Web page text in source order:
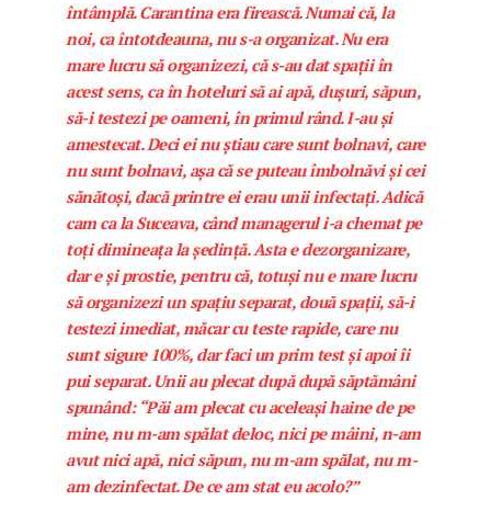
întâmplă. Carantina era firească. Numai că, la
noi, ca întotdeauna, nu s-a organizat. Nu era
mare lucru să organizezi, că s-au dat spații în
acest sens, ca în hoteluri să ai apă, dușuri, săpun,
să-i testezi pe oameni, în primul rând. I-au și
amestecat. Deci ei nu știau care sunt bolnavi, care
nu sunt bolnavi, așa că se puteau îmbolnăvi și cei
sănătoși, dacă printre ei erau unii infectați. Adică
cam ca la Suceava, când managerul i-a chemat pe
toți dimineața la ședință. Asta e dezorganizare,
dar e și prostie, pentru că, totuși nu e mare lucru
să organizezi un spațiu separat, două spații, să-i
testezi imediat, măcar cu teste rapide, care nu
sunt sigure 100%, dar faci un prim test și apoi îi
pui separat. Unii au plecat după după săptămâni
spunând: “Păi am plecat cu aceleași haine de pe
mine, nu m-am spălat deloc, nici pe mâini, n-am
avut nici apă, nici săpun, nu m-am spălat, nu m-
am dezinfectat. De ce am stat eu acolo?”